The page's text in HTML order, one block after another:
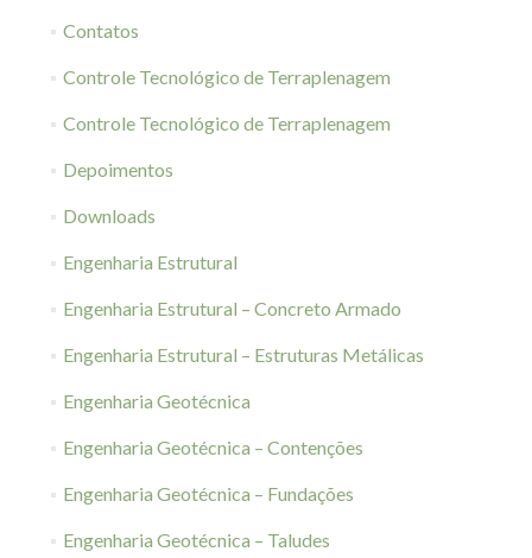
Contatos
Controle Tecnológico de Terraplenagem
Controle Tecnológico de Terraplenagem
Depoimentos
Downloads
Engenharia Estrutural
Engenharia Estrutural – Concreto Armado
Engenharia Estrutural – Estruturas Metálicas
Engenharia Geotécnica
Engenharia Geotécnica – Contenções
Engenharia Geotécnica – Fundações
Engenharia Geotécnica – Taludes